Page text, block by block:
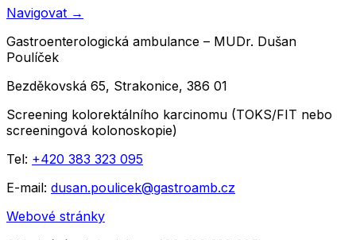
Navigovat →
Gastroenterologická ambulance – MUDr. Dušan
Poulíček
Bezděkovská 65, Strakonice, 386 01
Screening kolorektálního karcinomu (TOKS/FIT nebo
screeningová kolonoskopie)
Tel: +420 383 323 095
E-mail: dusan.poulicek@gastroamb.cz
Webové stránky